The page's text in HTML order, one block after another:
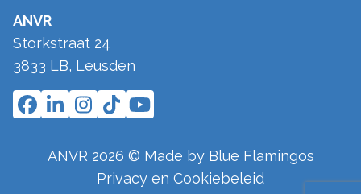
ANVR
Storkstraat 24
3833 LB, Leusden
ANVR 2026 © Made by Blue Flamingos
Privacy en Cookiebeleid